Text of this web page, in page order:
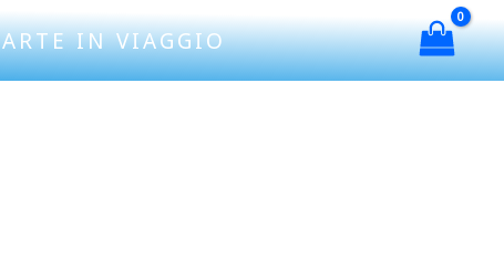
ARTE IN VIAGGIO